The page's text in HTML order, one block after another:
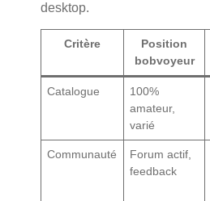
desktop.
Critère
Position
bobvoyeur
Catalogue
100%
amateur,
varié
Communauté
Forum actif,
feedback